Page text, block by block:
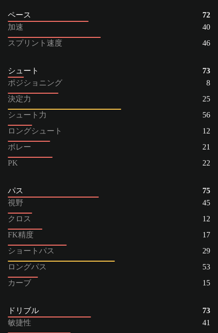
ペース
72
加速
40
スプリント速度
46
シュート
73
ポジショニング
8
決定力
25
シュート力
56
ロングシュート
12
ボレー
21
PK
22
パス
75
視野
45
クロス
12
FK精度
17
ショートパス
29
ロングパス
53
カーブ
15
ドリブル
73
敏捷性
41